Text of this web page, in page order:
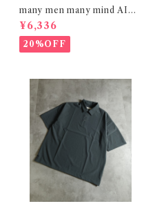
many men many mind AIRL
EAK FABRIC 半袖オープン
カラー シャツ BLACK M261
5160
¥6,336
20%OFF